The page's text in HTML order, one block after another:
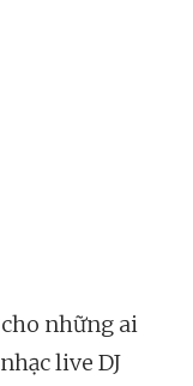
những ai
live DJ